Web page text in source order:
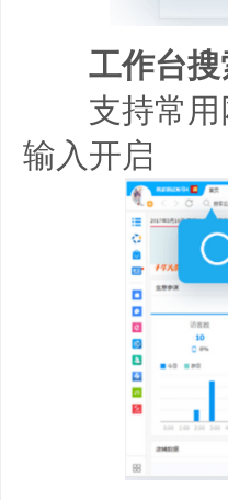
工作台
支持常用网
输入开启